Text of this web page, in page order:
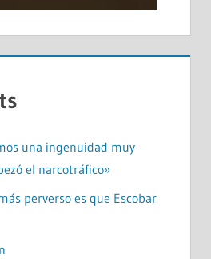
una ingenuidad muy
el narcotráfico»
perverso es que Escobar